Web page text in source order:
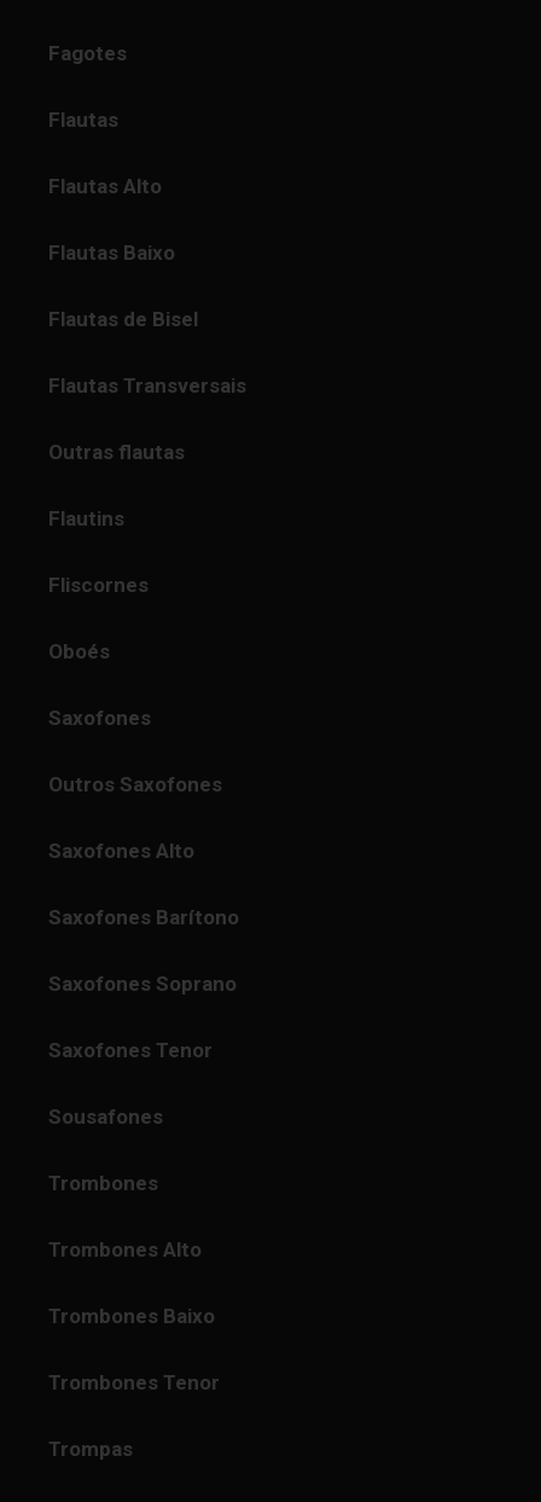
Fagotes
Flautas
Flautas Alto
Flautas Baixo
Flautas de Bisel
Flautas Transversais
Outras flautas
Flautins
Fliscornes
Oboés
Saxofones
Outros Saxofones
Saxofones Alto
Saxofones Barítono
Saxofones Soprano
Saxofones Tenor
Sousafones
Trombones
Trombones Alto
Trombones Baixo
Trombones Tenor
Trompas